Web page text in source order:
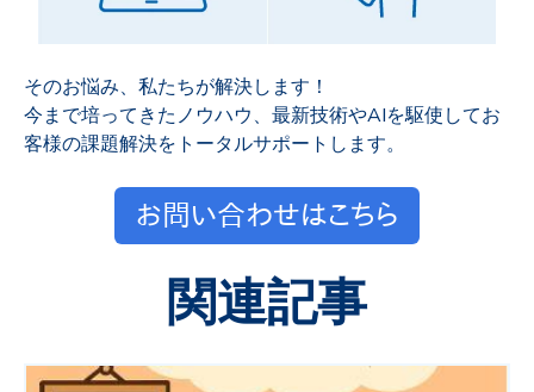
そのお悩み、私たちが解決します！
今まで培ってきたノウハウ、最新技術やAIを駆使してお
客様の課題解決をトータルサポートします。
関連記事